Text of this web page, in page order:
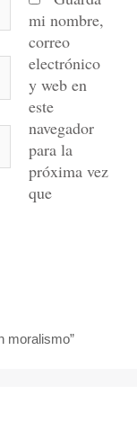
mi nombre,
correo
electrónico
y web en
este
navegador
para la
próxima vez
que
moralismo”